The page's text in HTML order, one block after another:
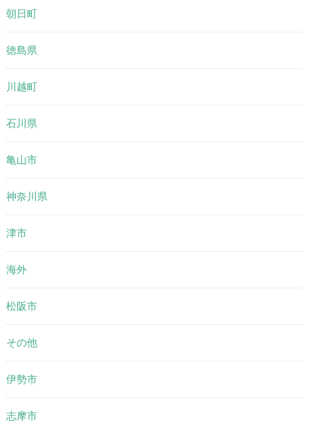
朝日町
徳島県
川越町
石川県
亀山市
神奈川県
津市
海外
松阪市
その他
伊勢市
志摩市